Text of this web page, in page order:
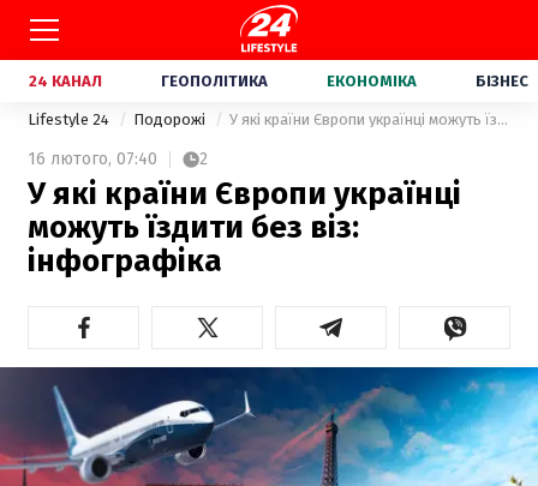
24 КАНАЛ ГЕОПОЛІТИКА ЕКОНОМІКА БІЗНЕС
Lifestyle 24 Подорожі У які країни Європи українці можуть їздити без віз: інфографіка
16 лютого, 07:40 2
У які країни Європи українці
можуть їздити без віз:
інфографіка